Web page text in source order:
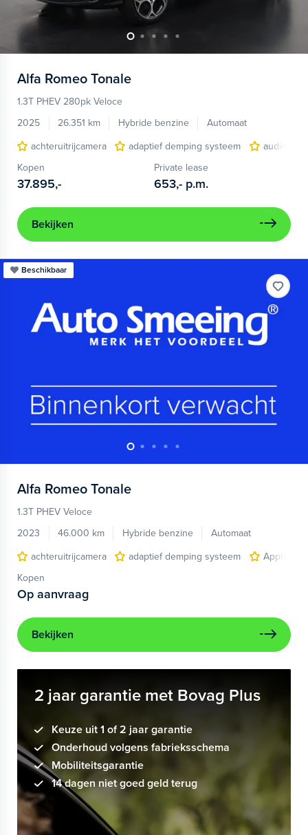
Alfa Romeo Tonale
1.3T PHEV 280pk Veloce
2025
26.351 km Hybride benzine
Automaat
achteruitrijcamera
adaptief demping systeem
audio
Kopen
37.895,-
Private lease
653,- p.m.
Bekijken
Beschikbaar
Alfa Romeo Tonale
1.3T PHEV Veloce
2023
46.000 km Hybride benzine
Automaat
achteruitrijcamera
adaptief demping systeem
Apple
Kopen
Op aanvraag
Bekijken
2 jaar garantie met Bovag Plus
Keuze uit 1 of 2 jaar garantie
Onderhoud volgens fabrieksschema
Mobiliteitsgarantie
14 dagen niet goed geld terug